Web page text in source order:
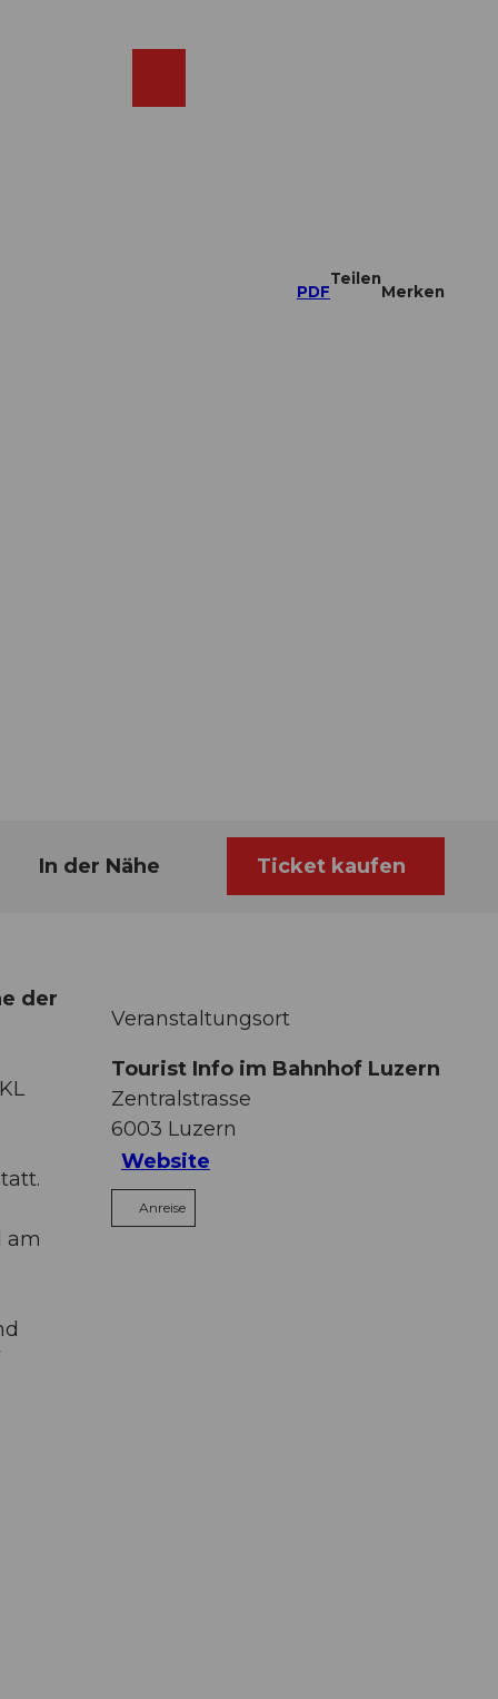
PDF
Teilen
Merken
In der Nähe Ticket kaufen
der
am
Veranstaltungsort
Tourist Info im Bahnhof Luzern
Zentralstrasse
6003 Luzern
Website
Anreise